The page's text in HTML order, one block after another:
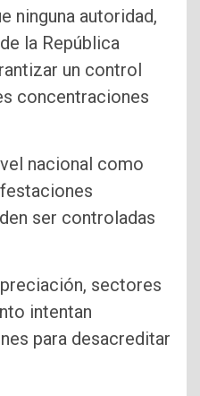
ninguna autoridad,
la República
un control
concentraciones
nacional como
ser controladas
sectores
intentan
para desacreditar